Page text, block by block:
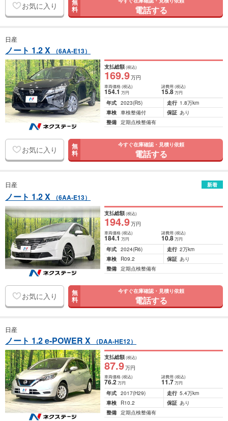
お気に入り 無
料 電話する
日産
ノート 1.2 X （6AA-E13）
支払総額(税込)
169.9万円
車両価格(税込)
154.1万円
諸費用 (税込)
15.8 万円
年式 2023(R5) 走行 1.8万km
車検 車検整備付 保証 あり
整備 定期点検整備有
お気に入り 無
料
今すぐ在庫確認・見積り依頼
電話する
日産 新着
ノート 1.2 X （6AA-E13）
支払総額(税込)
194.9万円
車両価格(税込)
184.1万円
諸費用 (税込)
10.8 万円
年式 2024(R6) 走行 2万km
車検
R09.2 保証 あり
整備 定期点検整備有
お気に入り 無
料
今すぐ在庫確認・見積り依頼
電話する
日産
ノート 1.2 e-POWER X （DAA-HE12）
支払総額(税込)
87.9万円
車両価格(税込)
76.2万円
諸費用 (税込)
11.7 万円
年式 2017(H29) 走行 5.4万km
車検
R10.2 保証 あり
整備 定期点検整備有